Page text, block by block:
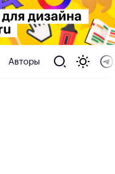
Авторы